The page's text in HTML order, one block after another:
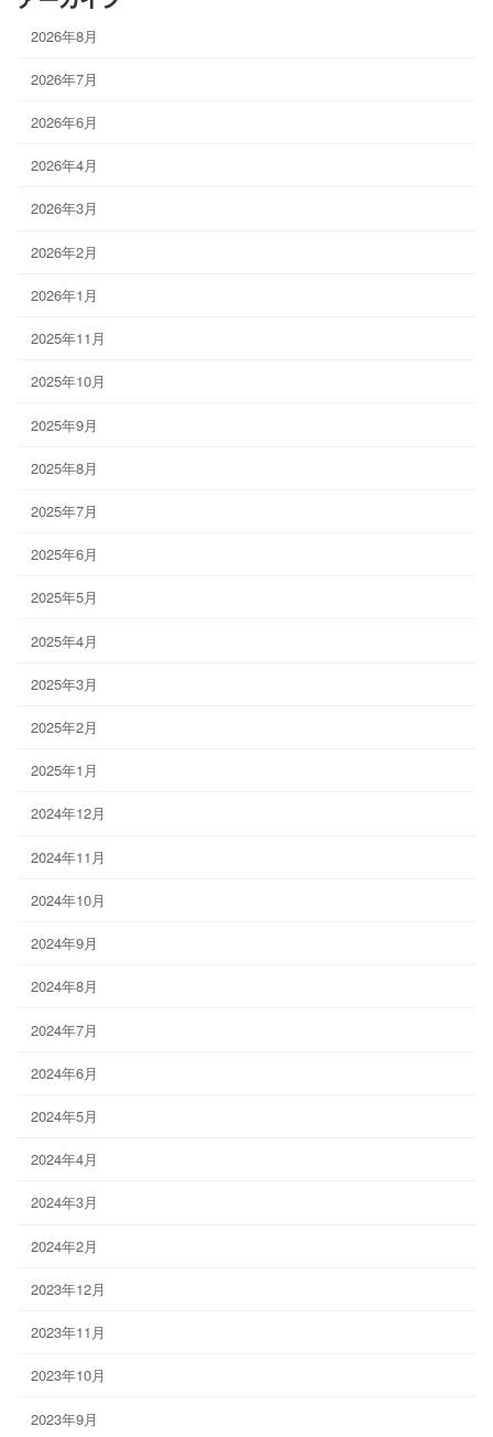
2026年8月
2026年7月
2026年6月
2026年4月
2026年3月
2026年2月
2026年1月
2025年11月
2025年10月
2025年9月
2025年8月
2025年7月
2025年6月
2025年5月
2025年4月
2025年3月
2025年2月
2025年1月
2024年12月
2024年11月
2024年10月
2024年9月
2024年8月
2024年7月
2024年6月
2024年5月
2024年4月
2024年3月
2024年2月
2023年12月
2023年11月
2023年10月
2023年9月